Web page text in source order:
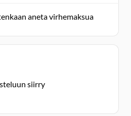
aneta virhemaksua
siirry